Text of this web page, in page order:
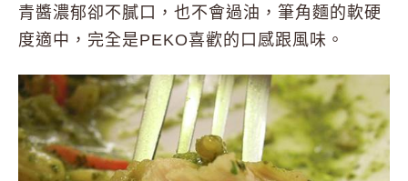
青醬濃郁卻不膩口，也不會過油，筆角麵的軟硬
度適中，完全是PEKO喜歡的口感跟風味。